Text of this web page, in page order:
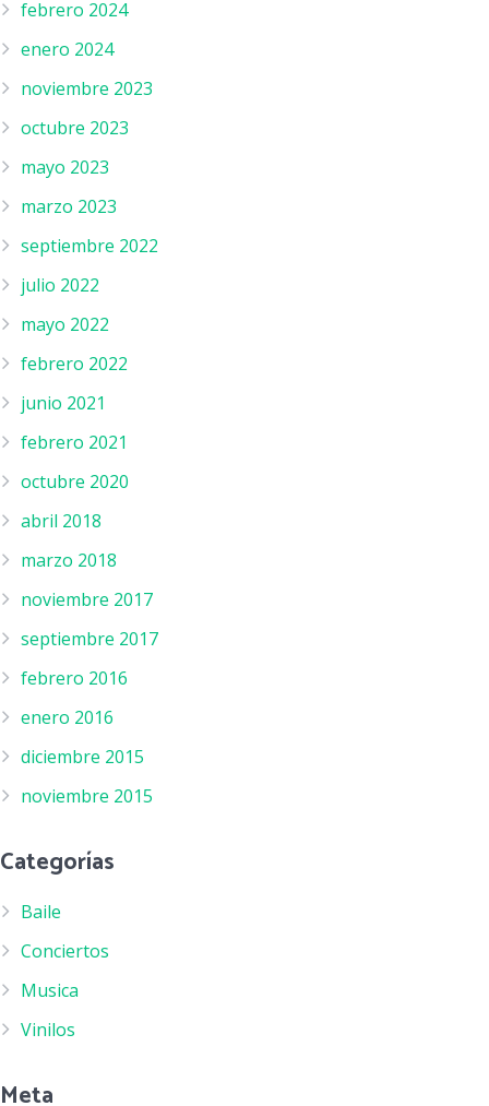
febrero 2024
enero 2024
noviembre 2023
octubre 2023
mayo 2023
marzo 2023
septiembre 2022
julio 2022
mayo 2022
febrero 2022
junio 2021
febrero 2021
octubre 2020
abril 2018
marzo 2018
noviembre 2017
septiembre 2017
febrero 2016
enero 2016
diciembre 2015
noviembre 2015
Categorías
Baile
Conciertos
Musica
Vinilos
Meta